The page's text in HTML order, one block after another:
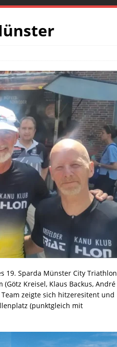
19. Sparda Münster City Triathlon
Kreisel, Klaus Backus, André
zeigte sich hitzeresitent und
(punktgleich mit